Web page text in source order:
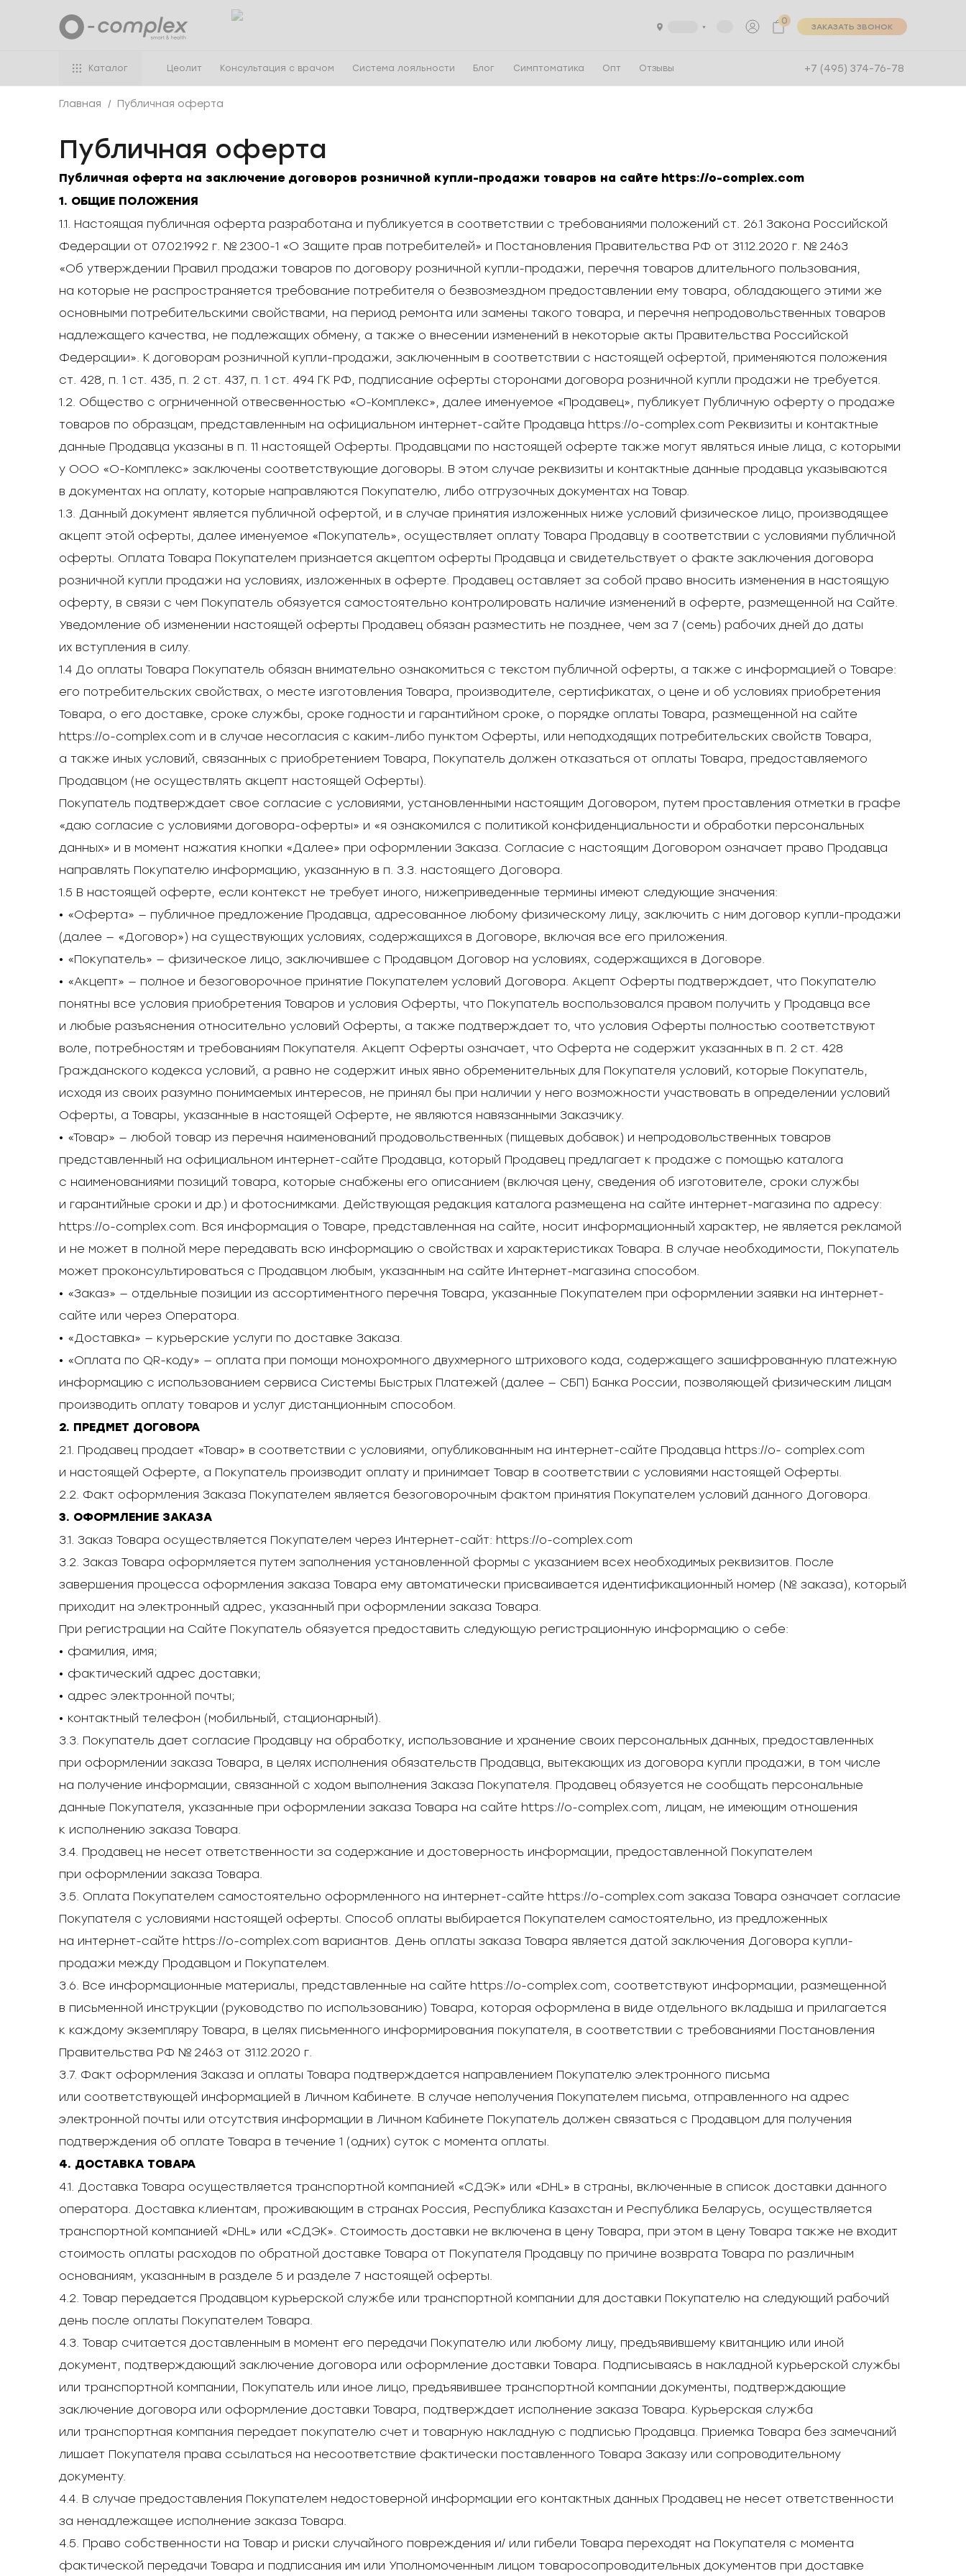
0
ЗАКАЗАТЬ ЗВОНОК
Каталог Цеолит Консультация с врачом Система лояльности Блог Симптоматика Опт Отзывы +7 (495) 374-76-78
Главная Публичная оферта
Публичная оферта
Публичная оферта на заключение договоров розничной купли-продажи товаров на сайте https://o-complex.com
1. ОБЩИЕ ПОЛОЖЕНИЯ
1.1. Настоящая публичная оферта разработана и публикуется в соответствии с требованиями положений ст. 26.1 Закона Российской
Федерации от 07.02.1992 г. № 2300-1 «О Защите прав потребителей» и Постановления Правительства РФ от 31.12.2020 г. № 2463
«Об утверждении Правил продажи товаров по договору розничной купли-продажи, перечня товаров длительного пользования,
на которые не распространяется требование потребителя о безвозмездном предоставлении ему товара, обладающего этими же
основными потребительскими свойствами, на период ремонта или замены такого товара, и перечня непродовольственных товаров
надлежащего качества, не подлежащих обмену, а также о внесении изменений в некоторые акты Правительства Российской
Федерации». К договорам розничной купли-продажи, заключенным в соответствии с настоящей офертой, применяются положения
ст. 428, п. 1 ст. 435, п. 2 ст. 437, п. 1 ст. 494 ГК РФ, подписание оферты сторонами договора розничной купли продажи не требуется.
1.2. Общество с огрниченной отвесвенностью «О-Комплекс», далее именуемое «Продавец», публикует Публичную оферту о продаже
товаров по образцам, представленным на официальном интернет-сайте Продавца https://o-complex.com Реквизиты и контактные
данные Продавца указаны в п. 11 настоящей Оферты. Продавцами по настоящей оферте также могут являться иные лица, с которыми
у ООО «О-Комплекс» заключены соответствующие договоры. В этом случае реквизиты и контактные данные продавца указываются
в документах на оплату, которые направляются Покупателю, либо отгрузочных документах на Товар.
1.3. Данный документ является публичной офертой, и в случае принятия изложенных ниже условий физическое лицо, производящее
акцепт этой оферты, далее именуемое «Покупатель», осуществляет оплату Товара Продавцу в соответствии с условиями публичной
оферты. Оплата Товара Покупателем признается акцептом оферты Продавца и свидетельствует о факте заключения договора
розничной купли продажи на условиях, изложенных в оферте. Продавец оставляет за собой право вносить изменения в настоящую
оферту, в связи с чем Покупатель обязуется самостоятельно контролировать наличие изменений в оферте, размещенной на Сайте.
Уведомление об изменении настоящей оферты Продавец обязан разместить не позднее, чем за 7 (семь) рабочих дней до даты
их вступления в силу.
1.4 До оплаты Товара Покупатель обязан внимательно ознакомиться с текстом публичной оферты, а также с информацией о Товаре:
его потребительских свойствах, о месте изготовления Товара, производителе, сертификатах, о цене и об условиях приобретения
Товара, о его доставке, сроке службы, сроке годности и гарантийном сроке, о порядке оплаты Товара, размещенной на сайте
https://o-complex.com и в случае несогласия с каким-либо пунктом Оферты, или неподходящих потребительских свойств Товара,
а также иных условий, связанных с приобретением Товара, Покупатель должен отказаться от оплаты Товара, предоставляемого
Продавцом (не осуществлять акцепт настоящей Оферты).
Покупатель подтверждает свое согласие с условиями, установленными настоящим Договором, путем проставления отметки в графе
«даю согласие с условиями договора-оферты» и «я ознакомился с политикой конфиденциальности и обработки персональных
данных» и в момент нажатия кнопки «Далее» при оформлении Заказа. Согласие с настоящим Договором означает право Продавца
направлять Покупателю информацию, указанную в п. 3.3. настоящего Договора.
1.5 В настоящей оферте, если контекст не требует иного, нижеприведенные термины имеют следующие значения:
• «Оферта» — публичное предложение Продавца, адресованное любому физическому лицу, заключить с ним договор купли-продажи
(далее — «Договор») на существующих условиях, содержащихся в Договоре, включая все его приложения.
• «Покупатель» — физическое лицо, заключившее с Продавцом Договор на условиях, содержащихся в Договоре.
• «Акцепт» — полное и безоговорочное принятие Покупателем условий Договора. Акцепт Оферты подтверждает, что Покупателю
понятны все условия приобретения Товаров и условия Оферты, что Покупатель воспользовался правом получить у Продавца все
и любые разъяснения относительно условий Оферты, а также подтверждает то, что условия Оферты полностью соответствуют
воле, потребностям и требованиям Покупателя. Акцепт Оферты означает, что Оферта не содержит указанных в п. 2 ст. 428
Гражданского кодекса условий, а равно не содержит иных явно обременительных для Покупателя условий, которые Покупатель,
исходя из своих разумно понимаемых интересов, не принял бы при наличии у него возможности участвовать в определении условий
Оферты, а Товары, указанные в настоящей Оферте, не являются навязанными Заказчику.
• «Товар» — любой товар из перечня наименований продовольственных (пищевых добавок) и непродовольственных товаров
представленный на официальном интернет-сайте Продавца, который Продавец предлагает к продаже с помощью каталога
с наименованиями позиций товара, которые снабжены его описанием (включая цену, сведения об изготовителе, сроки службы
и гарантийные сроки и др.) и фотоснимками. Действующая редакция каталога размещена на сайте интернет-магазина по адресу:
https://o-complex.com. Вся информация о Товаре, представленная на сайте, носит информационный характер, не является рекламой
и не может в полной мере передавать всю информацию о свойствах и характеристиках Товара. В случае необходимости, Покупатель
может проконсультироваться с Продавцом любым, указанным на сайте Интернет-магазина способом.
• «Заказ» — отдельные позиции из ассортиментного перечня Товара, указанные Покупателем при оформлении заявки на интернет-
сайте или через Оператора.
• «Доставка» — курьерские услуги по доставке Заказа.
• «Оплата по QR-коду» — оплата при помощи монохромного двухмерного штрихового кода, содержащего зашифрованную платежную
информацию с использованием сервиса Системы Быстрых Платежей (далее — СБП) Банка России, позволяющей физическим лицам
производить оплату товаров и услуг дистанционным способом.
2. ПРЕДМЕТ ДОГОВОРА
2.1. Продавец продает «Товар» в соответствии с условиями, опубликованным на интернет-сайте Продавца https://o- complex.com
и настоящей Оферте, а Покупатель производит оплату и принимает Товар в соответствии с условиями настоящей Оферты.
2.2. Факт оформления Заказа Покупателем является безоговорочным фактом принятия Покупателем условий данного Договора.
3. ОФОРМЛЕНИЕ ЗАКАЗА
3.1. Заказ Товара осуществляется Покупателем через Интернет-сайт: https://o-complex.com
3.2. Заказ Товара оформляется путем заполнения установленной формы с указанием всех необходимых реквизитов. После
завершения процесса оформления заказа Товара ему автоматически присваивается идентификационный номер (№ заказа), который
приходит на электронный адрес, указанный при оформлении заказа Товара.
При регистрации на Сайте Покупатель обязуется предоставить следующую регистрационную информацию о себе:
• фамилия, имя;
• фактический адрес доставки;
• адрес электронной почты;
• контактный телефон (мобильный, стационарный).
3.3. Покупатель дает согласие Продавцу на обработку, использование и хранение своих персональных данных, предоставленных
при оформлении заказа Товара, в целях исполнения обязательств Продавца, вытекающих из договора купли продажи, в том числе
на получение информации, связанной с ходом выполнения Заказа Покупателя. Продавец обязуется не сообщать персональные
данные Покупателя, указанные при оформлении заказа Товара на сайте https://o-complex.com, лицам, не имеющим отношения
к исполнению заказа Товара.
3.4. Продавец не несет ответственности за содержание и достоверность информации, предоставленной Покупателем
при оформлении заказа Товара.
3.5. Оплата Покупателем самостоятельно оформленного на интернет-сайте https://o-complex.com заказа Товара означает согласие
Покупателя с условиями настоящей оферты. Способ оплаты выбирается Покупателем самостоятельно, из предложенных
на интернет-сайте https://o-complex.com вариантов. День оплаты заказа Товара является датой заключения Договора купли-
продажи между Продавцом и Покупателем.
3.6. Все информационные материалы, представленные на сайте https://o-complex.com, соответствуют информации, размещенной
в письменной инструкции (руководство по использованию) Товара, которая оформлена в виде отдельного вкладыша и прилагается
к каждому экземпляру Товара, в целях письменного информирования покупателя, в соответствии с требованиями Постановления
Правительства РФ № 2463 от 31.12.2020 г.
3.7. Факт оформления Заказа и оплаты Товара подтверждается направлением Покупателю электронного письма
или соответствующей информацией в Личном Кабинете. В случае неполучения Покупателем письма, отправленного на адрес
электронной почты или отсутствия информации в Личном Кабинете Покупатель должен связаться с Продавцом для получения
подтверждения об оплате Товара в течение 1 (одних) суток с момента оплаты.
4. ДОСТАВКА ТОВАРА
4.1. Доставка Товара осуществляется транспортной компанией «СДЭК» или «DHL» в страны, включенные в список доставки данного
оператора. Доставка клиентам, проживающим в странах Россия, Республика Казахстан и Республика Беларусь, осуществляется
транспортной компанией «DHL» или «СДЭК». Стоимость доставки не включена в цену Товара, при этом в цену Товара также не входит
стоимость оплаты расходов по обратной доставке Товара от Покупателя Продавцу по причине возврата Товара по различным
основаниям, указанным в разделе 5 и разделе 7 настоящей оферты.
4.2. Товар передается Продавцом курьерской службе или транспортной компании для доставки Покупателю на следующий рабочий
день после оплаты Покупателем Товара.
4.3. Товар считается доставленным в момент его передачи Покупателю или любому лицу, предъявившему квитанцию или иной
документ, подтверждающий заключение договора или оформление доставки Товара. Подписываясь в накладной курьерской службы
или транспортной компании, Покупатель или иное лицо, предъявившее транспортной компании документы, подтверждающие
заключение договора или оформление доставки Товара, подтверждает исполнение заказа Товара. Курьерская служба
или транспортная компания передает покупателю счет и товарную накладную с подписью Продавца. Приемка Товара без замечаний
лишает Покупателя права ссылаться на несоответствие фактически поставленного Товара Заказу или сопроводительному
документу.
4.4. В случае предоставления Покупателем недостоверной информации его контактных данных Продавец не несет ответственности
за ненадлежащее исполнение заказа Товара.
4.5. Право собственности на Товар и риски случайного повреждения и/ или гибели Товара переходят на Покупателя с момента
фактической передачи Товара и подписания им или Уполномоченным лицом товаросопроводительных документов при доставке